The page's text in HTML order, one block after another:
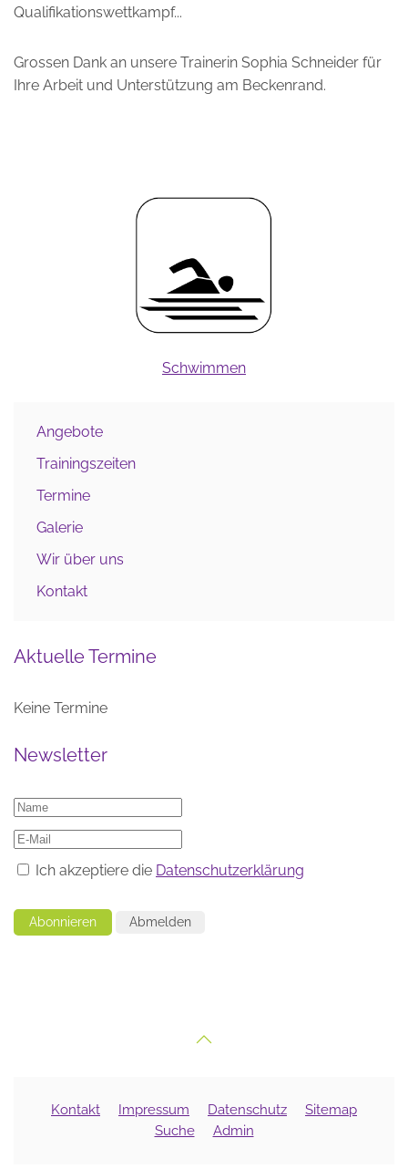
Qualifikationswettkampf...
Grossen Dank an unsere Trainerin Sophia Schneider für
Ihre Arbeit und Unterstützung am Beckenrand.
Schwimmen
Angebote
Trainingszeiten
Termine
Galerie
Wir über uns
Kontakt
Aktuelle Termine
Keine Termine
Newsletter
Ich akzeptiere die Datenschutzerklärung
Abonnieren Abmelden
Kontakt Impressum Datenschutz
Sitemap
Suche
Admin